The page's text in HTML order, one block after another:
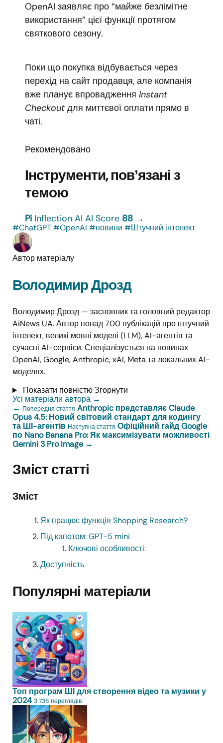
OpenAI заявляє про “майже безлімітне
використання” цієї функції протягом
святкового сезону.
Поки що покупка відбувається через
перехід на сайт продавця, але компанія
вже планує впровадження Instant
Checkout для миттєвої оплати прямо в
чаті.
Рекомендовано
Інструменти, повʼязані з
темою
Pi Inflection AI AI Score 88 →
#ChatGPT#OpenAI #новини #Штучний інтелект
Автор матеріалу
Володимир Дрозд
Володимир Дрозд — засновник та головний редактор
AiNews UA. Автор понад 700 публікацій про штучний
інтелект, великі мовні моделі (LLM), AI-агентів та
сучасні AI-сервіси. Спеціалізується на новинах
OpenAI, Google, Anthropic, xAI, Meta та локальних AI-
моделях.
Показати повністюЗгорнути
Усі матеріали автора →
← Попередня стаття Anthropic представляє Claude
Opus 4.5: Новий світовий стандарт для кодингу
та ШІ-агентів Наступна стаття Офіційний гайд Google
по Nano Banana Pro: Як максимізувати можливості
Gemini 3 Pro Image →
Зміст статті
Зміст
Як працює функція Shopping Research?
Під капотом: GPT-5 mini
Ключові особливості:
Доступність
Популярні матеріали
Топ програм ШІ для створення відео та музики у
2024 3 736 переглядів